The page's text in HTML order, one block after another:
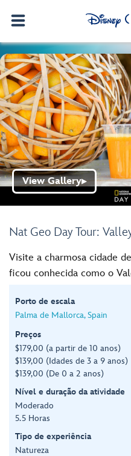
Nat Geo Day Tour:
View Gallery▶
Visite a charmosa cidade
ficou conhecida como o
Porto de escala
Palma de Mallorca, Spain
Preços
$179,00 (a partir de 10 anos)
$139,00 (Idades de 3 a 9 anos)
$139,00 (De 0 a 2 anos)
Nível e duração da atividade
Moderado
5.5 Horas
Tipo de experiência
Natureza